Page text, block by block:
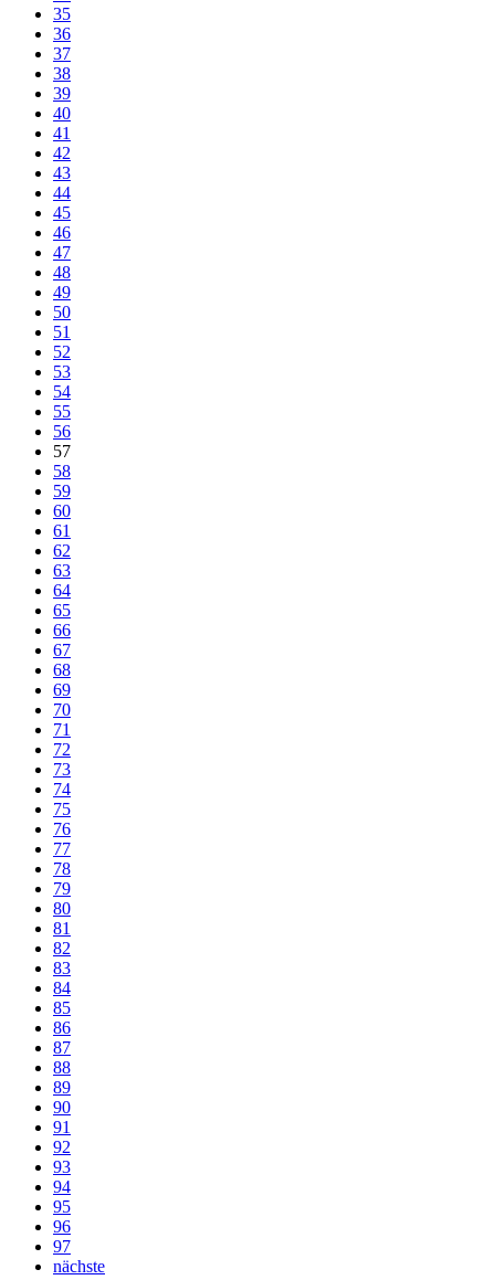
35
36
37
38
39
40
41
42
43
44
45
46
47
48
49
50
51
52
53
54
55
56
57
58
59
60
61
62
63
64
65
66
67
68
69
70
71
72
73
74
75
76
77
78
79
80
81
82
83
84
85
86
87
88
89
90
91
92
93
94
95
96
97
nächste